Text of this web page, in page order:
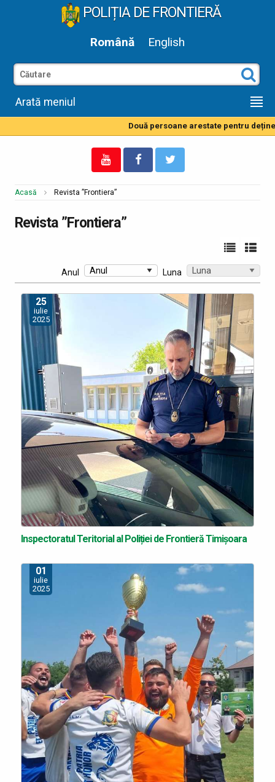
POLIȚIA DE FRONTIERĂ
Română English
Arată meniul
Două persoane arestate pentru deținerea de
Acasă Revista ”Frontiera”
Revista ”Frontiera”
Luna
Anul
25
iulie
2025
Inspectoratul Teritorial al Poliției de Frontieră Timișoara
01
iulie
2025